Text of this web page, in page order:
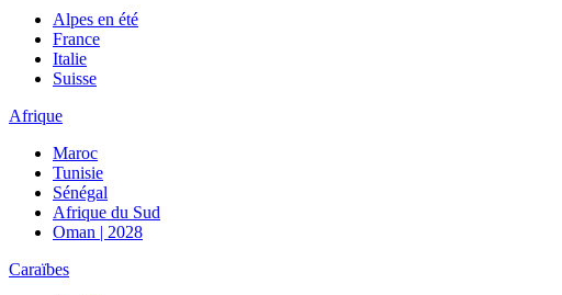
Alpes en été
France
Italie
Suisse
Afrique
Maroc
Tunisie
Sénégal
Afrique du Sud
Oman | 2028
Caraïbes